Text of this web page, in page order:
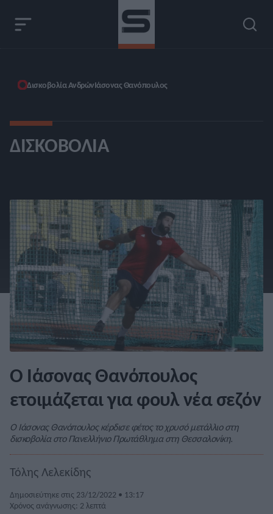
Δισκοβολία ΑνδρώνΙάσονας Θανόπουλος
ΔΙΣΚΟΒΟΛΊΑ
Ο Ιάσονας Θανόπουλος
ετοιμάζεται για φουλ νέα σεζόν
Ο Ιάσονας Θανόπουλος κέρδισε φέτος το χρυσό μετάλλιο στη
δισκοβολία στο Πανελλήνιο Πρωτάθλημα στη Θεσσαλονίκη.
Τόλης Λελεκίδης
Δημοσιεύτηκε στις 23/12/2022 • 13:17
Χρόνος ανάγνωσης: 2 λεπτά